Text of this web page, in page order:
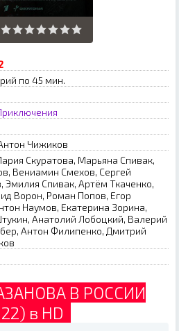
по 45 мин.
Чижикoв
Скуратова, Марьяна Спивак,
Вениамин Смехов, Сергей
Эмилия Спивак, Артём Ткаченко,
Ворон, Роман Попов, Егор
Наумов, Екатерина Зорина,
Анатолий Лобоцкий, Валерий
Антон Филипенко, Дмитрий
В РОССИИ
в HD